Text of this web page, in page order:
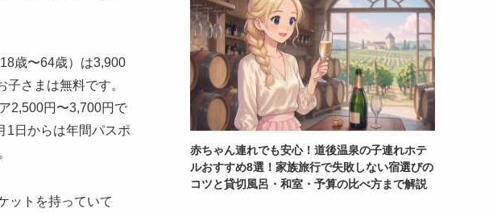
歳〜64歳）は3,900
さまは無料です。
2,500円〜3,700円で
1日からは年間パスポ
ットを持っていて
赤ちゃん連れでも安心！道後温泉の子連れホテ
ルおすすめ8選！家族旅行で失敗しない宿選びの
コツと貸切風呂・和室・予算の比べ方まで解説